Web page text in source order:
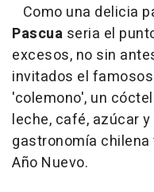
Como una delicia
Pascua seria el
excesos, no sin
invitados el famosos
'colemono', un
leche, café, azúcar
gastronomía
Año Nuevo.